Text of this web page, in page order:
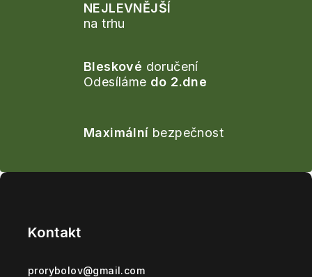
NEJLEVNĚJŠÍ
na trhu
Bleskové doručení
Odesíláme do 2.dne
Maximální bezpečnost
Kontakt
prorybolov@gmail.com